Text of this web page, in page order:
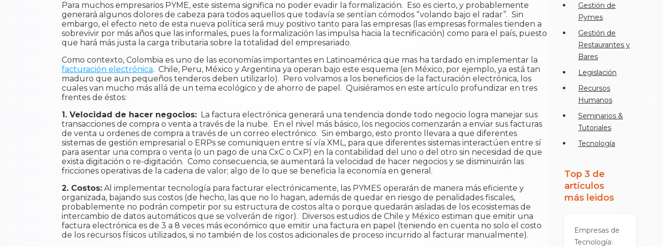
Para muchos empresarios PYME, este sistema significa no poder evadir la formalización. Eso es cierto, y probablemente
generará algunos dolores de cabeza para todos aquellos que todavía se sentían cómodos “volando bajo el radar”. Sin
embargo, el efecto neto de esta nueva política será muy positivo tanto para las empresas (las empresas formales tienden a
sobrevivir por más años que las informales, pues la formalización las impulsa hacia la tecnificación) como para el país, puesto
que hará más justa la carga tributaria sobre la totalidad del empresariado.
Como contexto, Colombia es uno de las economías importantes en Latinoamérica que mas ha tardado en implementar la
facturación electrónica. Chile, Peru, México y Argentina ya operan bajo este esquema (en México, por ejemplo, ya está tan
maduro que aun pequeños tenderos deben utilizarlo). Pero volvamos a los beneficios de la facturación electrónica, los
cuales van mucho más allá de un tema ecológico y de ahorro de papel. Quisiéramos en este artículo profundizar en tres
frentes de éstos:
1. Velocidad de hacer negocios:La factura electrónica generará una tendencia donde todo negocio logra manejar sus
transacciones de compra o venta a través de la nube. En el nivel más básico, los negocios comenzarán a enviar sus facturas
de venta u ordenes de compra a través de un correo electrónico. Sin embargo, esto pronto llevara a que diferentes
sistemas de gestión empresarial o ERPs se comuniquen entre sí vía XML, para que diferentes sistemas interactúen entre sí
para asentar una compra o venta (o un pago de una CxC o CxP) en la contabilidad del uno o del otro sin necesidad de que
exista digitación o re-digitación. Como consecuencia, se aumentará la velocidad de hacer negocios y se disminuirán las
fricciones operativas de la cadena de valor; algo de lo que se beneficia la economía en general.
2. Costos:Al implementar tecnología para facturar electrónicamente, las PYMES operarán de manera más eficiente y
organizada, bajando sus costos (de hecho, las que no lo hagan, además de quedar en riesgo de penalidades fiscales,
probablemente no podrán competir por su estructura de costos alta o porque quedarán aisladas de los ecosistemas de
intercambio de datos automáticos que se volverán de rigor). Diversos estudios de Chile y México estiman que emitir una
factura electrónica es de 3 a 8 veces más económico que emitir una factura en papel (teniendo en cuenta no solo el costo
de los recursos físicos utilizados, si no también de los costos adicionales de proceso incurrido al facturar manualmente).
Gestión de
Pymes
Gestión de
Restaurantes y
Bares
Legislación
Recursos
Humanos
Seminarios &
Tutoriales
Tecnología
Top 3 de
artículos
más leidos
Empresas de
Tecnología: